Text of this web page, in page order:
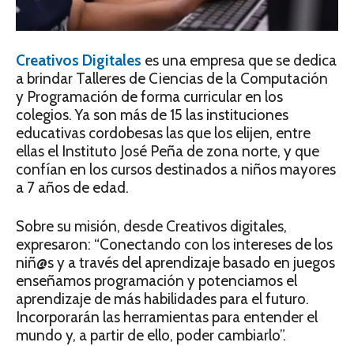
Creativos Digitales es una empresa que se dedica
a brindar Talleres de Ciencias de la Computación
y Programación de forma curricular en los
colegios. Ya son más de 15 las instituciones
educativas cordobesas las que los elijen, entre
ellas el Instituto José Peña de zona norte, y que
confían en los cursos destinados a niños mayores
a 7 años de edad.
Sobre su misión, desde Creativos digitales,
expresaron: “Conectando con los intereses de los
niñ@s y a través del aprendizaje basado en juegos
enseñamos programación y potenciamos el
aprendizaje de más habilidades para el futuro.
Incorporarán las herramientas para entender el
mundo y, a partir de ello, poder cambiarlo”.